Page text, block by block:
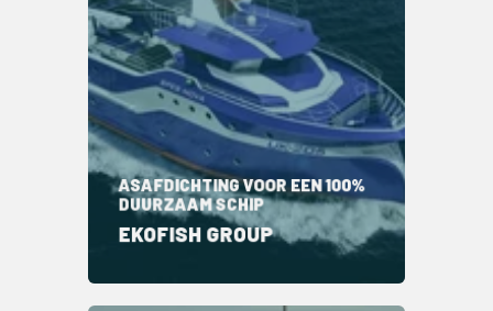
ASAFDICHTING VOOR EEN 100%
DUURZAAM SCHIP
EKOFISH GROUP